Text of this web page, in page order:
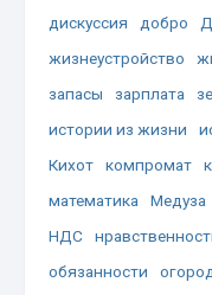
дискуссия
добро
жизнеустройство
запасы
зарплата
истории из жизни
Кихот
компромат
математика
Медуза
НДС
обязанности
огород